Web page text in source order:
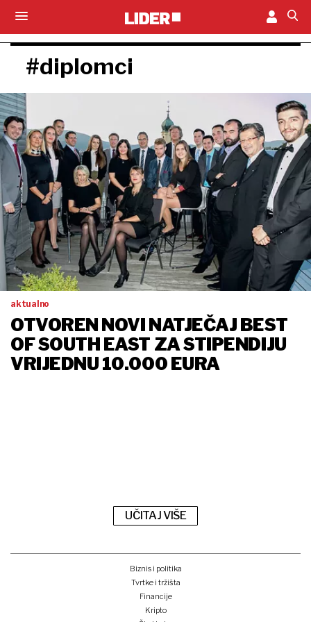
#diplomci
aktualno
OTVOREN NOVI NATJEČAJ BEST
OF SOUTH EAST ZA STIPENDIJU
VRIJEDNU 10.000 EURA
UČITAJ VIŠE
Biznis i politika
Tvrtke i tržišta
Financije
Kripto